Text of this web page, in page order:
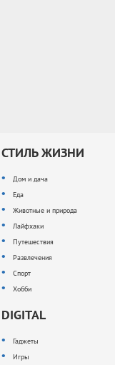
СТИЛЬ ЖИЗНИ
Дом и дача
Еда
Животные и природа
Лайфхаки
Путешествия
Развлечения
Спорт
Хобби
DIGITAL
Гаджеты
Игры